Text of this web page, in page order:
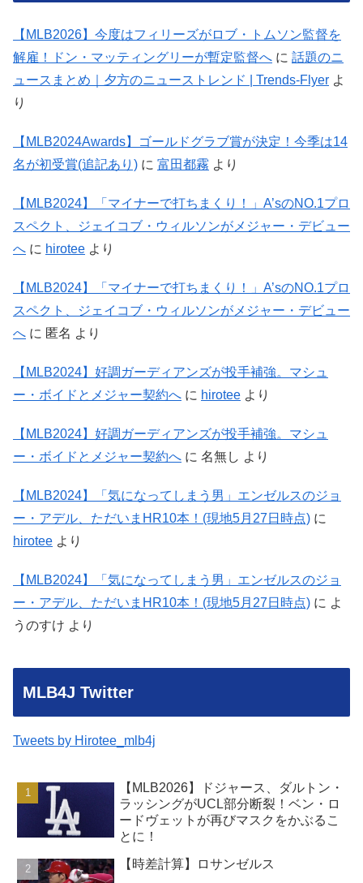
【MLB2026】今度はフィリーズがロブ・トムソン監督を
解雇！ドン・マッティングリーが暫定監督へ に 話題のニ
ュースまとめ｜夕方のニューストレンド | Trends-Flyer よ
り
【MLB2024Awards】ゴールドグラブ賞が決定！今季は14
名が初受賞(追記あり) に 富田都霧 より
【MLB2024】「マイナーで打ちまくり！」A’sのNO.1プロ
スペクト、ジェイコブ・ウィルソンがメジャー・デビュー
へ に hirotee より
【MLB2024】「マイナーで打ちまくり！」A’sのNO.1プロ
スペクト、ジェイコブ・ウィルソンがメジャー・デビュー
へ に 匿名 より
【MLB2024】好調ガーディアンズが投手補強。マシュ
ー・ボイドとメジャー契約へ に hirotee より
【MLB2024】好調ガーディアンズが投手補強。マシュ
ー・ボイドとメジャー契約へ に 名無し より
【MLB2024】「気になってしまう男」エンゼルスのジョ
ー・アデル、ただいまHR10本！(現地5月27日時点) に
hirotee より
【MLB2024】「気になってしまう男」エンゼルスのジョ
ー・アデル、ただいまHR10本！(現地5月27日時点) に よ
うのすけ より
MLB4J Twitter
Tweets by Hirotee_mlb4j
【MLB2026】ドジャース、ダルトン・
ラッシングがUCL部分断裂！ベン・ロ
ードヴェットが再びマスクをかぶるこ
とに！
【時差計算】ロサンゼルス